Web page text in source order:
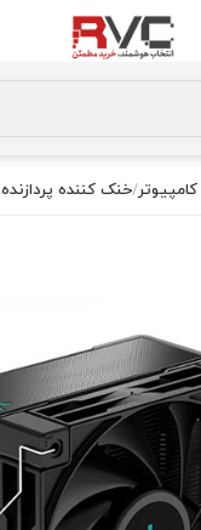
/خنک کننده پردازنده